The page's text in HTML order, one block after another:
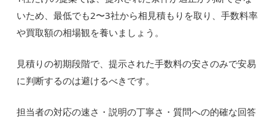
いため、最低でも2〜3社から相見積もりを取り、手数料率
や買取額の相場観を養いましょう。
見積りの初期段階で、提示された手数料の安さのみで安易
に判断するのは避けるべきです。
担当者の対応の速さ・説明の丁寧さ・質問への的確な回答